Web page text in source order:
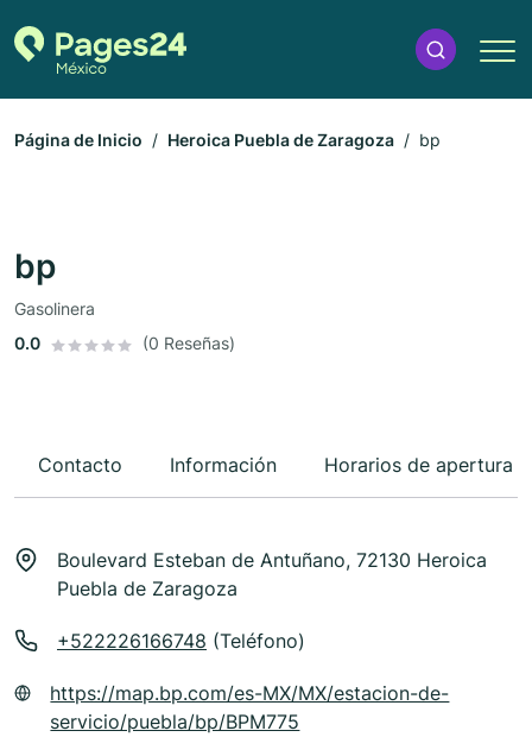
Página de Inicio Heroica Puebla de Zaragoza bp
bp
Gasolinera
0.0
(0 Reseñas)
Contacto Información Horarios de apertura
Boulevard Esteban de Antuñano, 72130 Heroica
Puebla de Zaragoza
+522226166748 (Teléfono)
https://map.bp.com/es-MX/MX/estacion-de-
servicio/puebla/bp/BPM775